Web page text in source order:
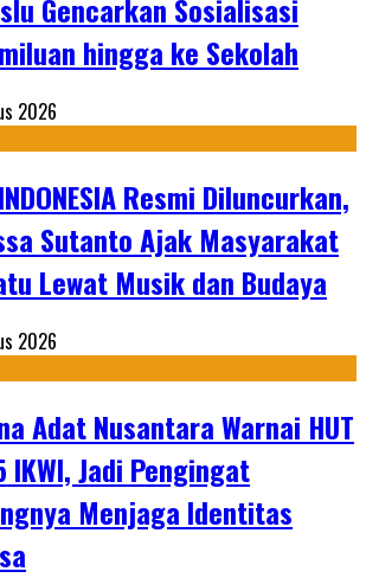
Gencarkan Sosialisasi
hingga ke Sekolah
2026
Resmi Diluncurkan,
Sutanto Ajak Masyarakat
Lewat Musik dan Budaya
2026
Adat Nusantara Warnai HUT
IKWI, Jadi Pengingat
Menjaga Identitas